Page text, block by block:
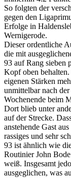
So folgten der
gegen den
Erfolge in
Wernigerode.
Dieser ordentliche
die mit
93 auf Rang sieben
Kopf oben
eigenen Stärken
unmittelbar nach
Wochenende beim
Dort blieb unter
auf der Strecke.
anstehende Gast
rassiges und sehr
93 ist ähnlich wie
Routinier John
weiß. Insgesamt
ausgeglichen, was